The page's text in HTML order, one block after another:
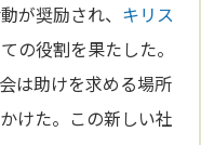
が奨励され、 キリス
の役割を果たした。
は助けを求める場所
けた。この新しい社